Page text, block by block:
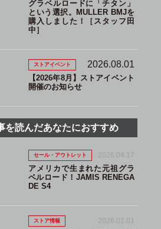
グラベルロードに「チタン」
という選択。MULLER BMJを
購入しました！［スタッフ田
中］
ストアイベント 2026.08.01
【2026年8月】ストアイベント
開催のお知らせ
を読んだあなたにおすすめ
セール・アウトレット 2026.04.17
アメリカで生まれた元祖グラ
ベルロード！JAMIS RENEGA
DE S4
ストア情報 2026.01.01